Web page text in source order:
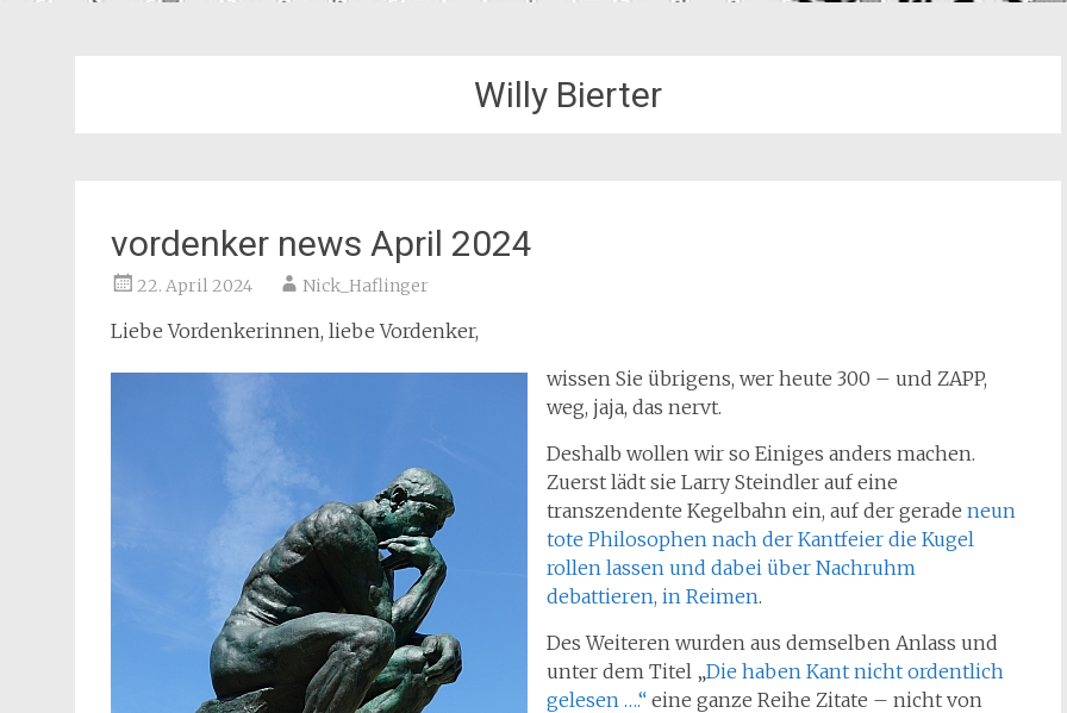
Willy Bierter
vordenker news April 2024
22. April 2024 Nick_Haflinger
Liebe Vordenkerinnen, liebe Vordenker,
wissen Sie übrigens, wer heute 300 – und ZAPP,
weg, jaja, das nervt.
Deshalb wollen wir so Einiges anders machen.
Zuerst lädt sie Larry Steindler auf eine
transzendente Kegelbahn ein, auf der gerade neun
tote Philosophen nach der Kantfeier die Kugel
rollen lassen und dabei über Nachruhm
debattieren, in Reimen.
Des Weiteren wurden aus demselben Anlass und
unter dem Titel „Die haben Kant nicht ordentlich
gelesen ….“ eine ganze Reihe Zitate – nicht von